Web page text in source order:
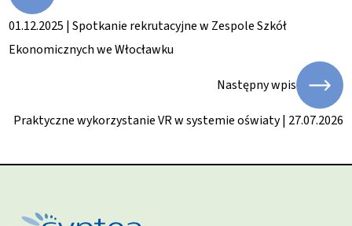
01.12.2025 | Spotkanie rekrutacyjne w Zespole Szkół
Ekonomicznych we Włocławku
Następny wpis
Praktyczne wykorzystanie VR w systemie oświaty | 27.07.2026